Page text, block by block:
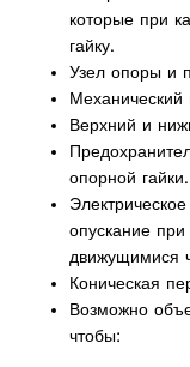
которые при
гайку.
Узел опоры и
Механический
Верхний и
опорной гайки.
опускание
движущимися
Коническая
Возможно
чтобы: